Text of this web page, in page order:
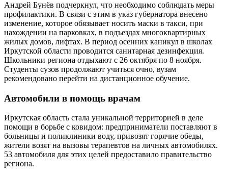
Андрей Бунёв подчеркнул, что необходимо соблюдать меры
профилактики. В связи с этим в указ губернатора внесено
изменение, которое обязывает носить маски в такси, при
нахождении на парковках, в подъездах многоквартирных
жилых домов, лифтах. В период осенних каникул в школах
Иркутской области проводится санитарная дезинфекция.
Школьники региона отдыхают с 26 октября по 8 ноября.
Студенты сузов продолжают учиться очно, вузам
рекомендовано перейти на дистанционное обучение.
Автомобили в помощь врачам
Иркутская область стала уникальной территорией в деле
помощи в борьбе с ковидом: предприниматели поставляют в
больницы и поликлиники воду, привозят горячие обеды,
жители возят на вызовы терапевтов на личных автомобилях.
53 автомобиля для этих целей предоставило правительство
региона.